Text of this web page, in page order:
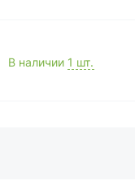
В наличии 1 шт.